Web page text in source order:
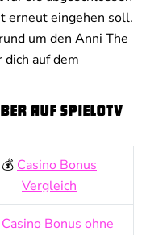
erneut eingehen soll.
um den Anni The
auf dem
auf SpieloTV
💰 Casino Bonus
Vergleich
Casino Bonus ohne